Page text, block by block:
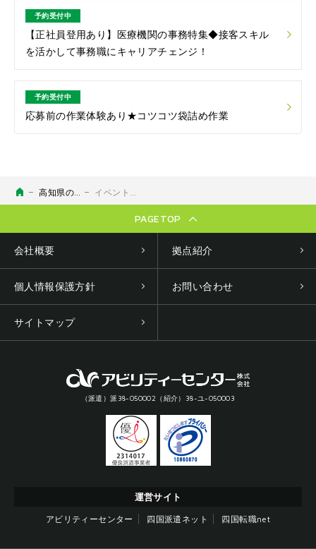
予約受付中
【正社員登用あり】医療機関の事務特集◆接客スキル
を活かして事務職にキャリアチェンジ！
予約受付中
応募前の作業体験あり★コツコツ袋詰め作業
高知県のお仕事探し・求人検索なら【四国派遣ネット】｜アビリティーセンター イベント情報
PAGETOP
会社概要 拠点紹介
個人情報保護方針 お問い合わせ
サイトマップ
（派遣）派38-050002（紹介）38-ユ-050003
運営サイト
アビリティーセンター 四国派遣ネット 四国転職net